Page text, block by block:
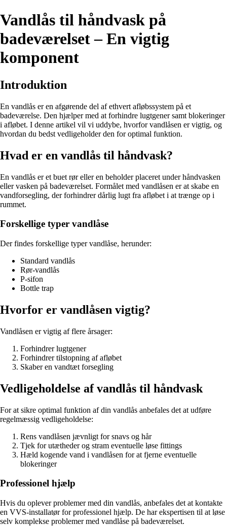
Vandlås til håndvask på
badeværelset – En vigtig
komponent
Introduktion
En vandlås er en afgørende del af ethvert afløbssystem på et
badeværelse. Den hjælper med at forhindre lugtgener samt blokeringer
i afløbet. I denne artikel vil vi uddybe, hvorfor vandlåsen er vigtig, og
hvordan du bedst vedligeholder den for optimal funktion.
Hvad er en vandlås til håndvask?
En vandlås er et buet rør eller en beholder placeret under håndvasken
eller vasken på badeværelset. Formålet med vandlåsen er at skabe en
vandforsegling, der forhindrer dårlig lugt fra afløbet i at trænge op i
rummet.
Forskellige typer vandlåse
Der findes forskellige typer vandlåse, herunder:
Standard vandlås
Rør-vandlås
P-sifon
Bottle trap
Hvorfor er vandlåsen vigtig?
Vandlåsen er vigtig af flere årsager:
Forhindrer lugtgener
Forhindrer tilstopning af afløbet
Skaber en vandtæt forsegling
Vedligeholdelse af vandlås til håndvask
For at sikre optimal funktion af din vandlås anbefales det at udføre
regelmæssig vedligeholdelse:
Rens vandlåsen jævnligt for snavs og hår
Tjek for utætheder og stram eventuelle løse fittings
Hæld kogende vand i vandlåsen for at fjerne eventuelle
blokeringer
Professionel hjælp
Hvis du oplever problemer med din vandlås, anbefales det at kontakte
en VVS-installatør for professionel hjælp. De har ekspertisen til at løse
selv komplekse problemer med vandlåse på badeværelset.